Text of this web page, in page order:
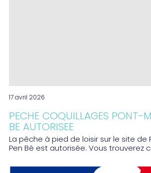
17 avril 2026
PECHE COQUILLAGES PONT-
BE AUTORISEE
La pêche à pied de loisir sur le site
Pen Bé est autorisée. Vous trouverez